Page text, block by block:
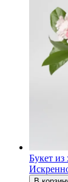
Букет из